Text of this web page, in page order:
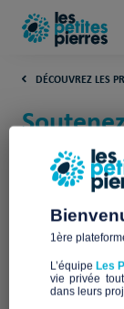
DÉCOUVREZ LES
de
Ordre de
1ère
L’équipe Les
vie privée
dans leurs